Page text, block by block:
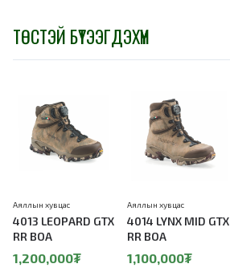
ТӨСТЭЙ БҮТЭЭГДЭХҮҮН
4013 LEOPARD GTX
RR BOA
Аяллын хувцас
1,200,000₮
4014 LYNX MID GTX
RR BOA
Аяллын хувцас
1,100,000₮